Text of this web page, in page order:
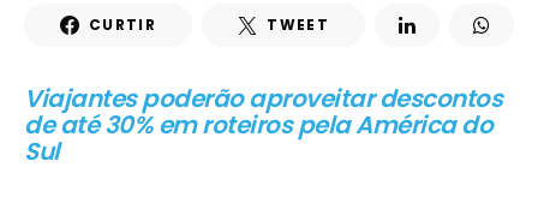
CURTIR TWEET
Viajantes poderão aproveitar descontos
de até 30% em roteiros pela América do
Sul